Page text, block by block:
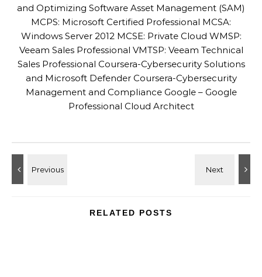
and Optimizing Software Asset Management (SAM)
MCPS: Microsoft Certified Professional MCSA:
Windows Server 2012 MCSE: Private Cloud WMSP:
Veeam Sales Professional VMTSP: Veeam Technical
Sales Professional Coursera-Cybersecurity Solutions
and Microsoft Defender Coursera-Cybersecurity
Management and Compliance Google – Google
Professional Cloud Architect
RELATED POSTS